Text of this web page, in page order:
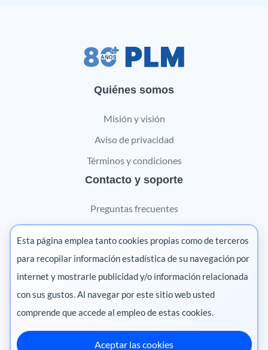
Quiénes somos
Misión y visión
Aviso de privacidad
Términos y condiciones
Contacto y soporte
Preguntas frecuentes
Contáctanos
Marketing digital
Pharma
México ·
Esta página emplea tanto cookies propias como de terceros
para recopilar información estadística de su navegación por
internet y mostrarle publicidad y/o información relacionada
con sus gustos. Al navegar por este sitio web usted
comprende que accede al empleo de estas cookies.
Aceptar las cookies